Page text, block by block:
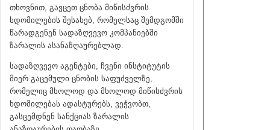
თხოვნით, გავცეთ ცნობა მიწისძვრის
ხდომილების შესახებ, რომელსაც შემდგომში
წარადგენენ სადაზღვევო კომპანიებში
ზარალის ასანაზღაურებლად.
სადაზღვევო აგენტები, ჩვენი ინსტიტუტის
მიერ გაცემული ცნობის საფუძველზე,
რომელიც მხოლოდ და მხოლოდ მიწისძვრის
ხდომილებას ადასტურებს, ვეჭვობთ,
გასცემდნენ სანქციას ზარალის